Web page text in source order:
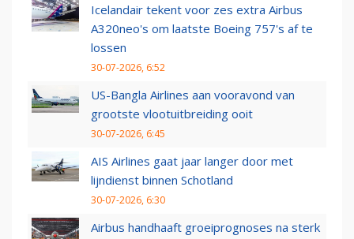
Icelandair tekent voor zes extra Airbus
A320neo's om laatste Boeing 757's af te
lossen
30-07-2026, 6:52
US-Bangla Airlines aan vooravond van
grootste vlootuitbreiding ooit
30-07-2026, 6:45
AIS Airlines gaat jaar langer door met
lijndienst binnen Schotland
30-07-2026, 6:30
Airbus handhaaft groeiprognoses na sterk